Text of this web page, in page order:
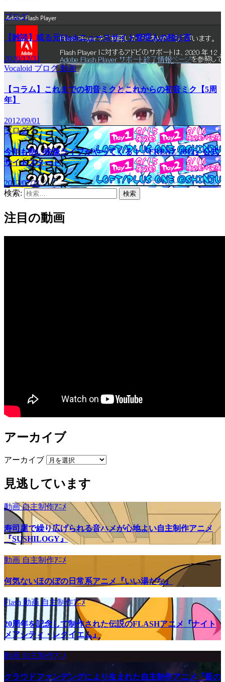
ブログ
【雑談】或る元Flashニュースサイト管理人の独り言
2020/12/31
Vocaloid ブログ動画
【コラム】これまでの初音ミクとこれからの初音ミク【5周
年】
2012/09/01
ブログ
今年も熱い映像ライブがやってくる！『FRENZ 2012』公式
サイトスタート
2012/07/21
検索:
注目の動画
アーカイブ
アーカイブ
見逃しています
動画自主制作ｱﾆﾒ
寿司屋で繰り広げられる音ハメが心地よい自主制作アニメ
『SUSHILOGY』
動画 自主制作ｱﾆﾒ
何気ないほのぼの日常系アニメ『いい湯だな』
Flash 動画自主制作ｱﾆﾒ
20周年を記念して制作された伝説のFLASHアニメ『ナイト
メアシティ・レクイエム』
動画 自主制作ｱﾆﾒ
クラウドファンデングにより生まれた自主制作アニメ『藍の